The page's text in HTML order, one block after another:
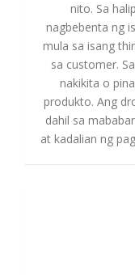
nito. Sa
nagbebenta ng
mula sa isang
sa customer.
nakikita o
produkto. Ang
dahil sa
at kadalian ng
Mga